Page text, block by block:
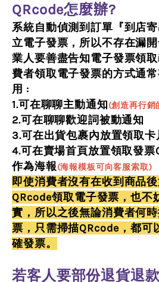
QRcode怎麼辦?
系統自動偵測到訂單『到店
立電子發票，所以不存在漏
業人要善盡告知電子發票領
費者領取電子發票的方式通
用 :
1.可在聊聊主動通知(創造再行銷
2.可在聊聊歡迎詞被動通知
3.可在出貨包裹內放置領取卡
4.可在賣場首頁放置領取發票
作為海報(海報模板可向客服索取)
即使消費者沒有在收到商品後
QRcode領取電子發票，也不
實，所以之後無論消費者何
票，只需掃描QRcode，都可
確發票。
若客人要部份退貨退